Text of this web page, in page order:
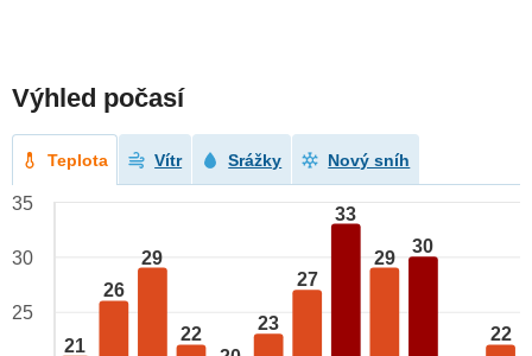
Výhled počasí
Teplota Vítr Srážky Nový sníh
21
26
29
22
23
27
33
29
30
22
35
30
25